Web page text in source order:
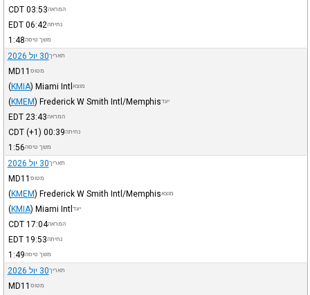
המראה03:53
CDT
נחיתה06:42
EDT
משך טיסה1:48
תאריך30 יול 2026
מטוס MD11
מוצא Miami Intl
(KMIA)
יעדFrederick W Smith Intl/Memphis
(KMEM)
המראה23:43
EDT
נחיתה00:39
CDT(+1)
משך טיסה1:56
תאריך30 יול 2026
מטוס MD11
מוצאFrederick W Smith Intl/Memphis
(KMEM)
יעד Miami Intl
(KMIA)
המראה17:04
CDT
נחיתה19:53
EDT
משך טיסה1:49
תאריך30 יול 2026
מטוס MD11